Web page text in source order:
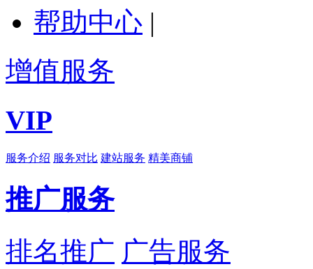
帮助中心 |
增值服务
VIP
服务介绍 服务对比 建站服务 精美商铺
推广服务
排名推广 广告服务